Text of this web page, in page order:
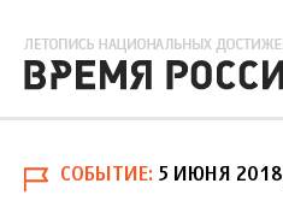
СОБЫТИЕ 5 ИЮНЯ 2018